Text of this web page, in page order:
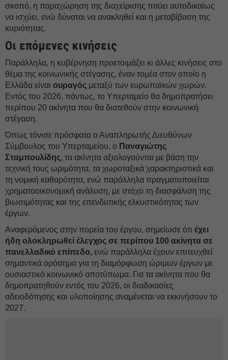
σκοπό, η παραχώρηση της διαχείρισης παύει αυτοδικαίως
να ισχύει, ενώ δύναται να ανακληθεί και η μεταβίβαση της
κυριότητας.
Οι επόμενες κινήσεις
Παράλληλα, η κυβέρνηση προετοιμάζει κι άλλες κινήσεις στο
θέμα της κοινωνικής στέγασης, έναν τομέα στον οποίο η
Ελλάδα είναι ουραγός μεταξύ των ευρωπαϊκών χωρών.
Εντός του 2026, πάντως, το Υπερταμείο θα δημοπρατήσει
περίπου 20 ακίνητα που θα διατεθούν στην κοινωνική
στέγαση.
Όπως τόνισε πρόσφατα ο Αναπληρωτής Διευθύνων
Σύμβουλος του Υπερταμείου, ο Παναγιώτης
Σταμπουλίδης, τα ακίνητα αξιολογούνται με βάση την
τεχνική τους ωριμότητα, τα χωροταξικά χαρακτηριστικά και
τη νομική καθαρότητα, ενώ παράλληλα πραγματοποιείται
χρηματοοικονομική ανάλυση, με στόχο τη διασφάλιση της
βιωσιμότητας και της επενδυτικής ελκυστικότητας των
έργων.
Αναφερόμενος στην πορεία του έργου, σημείωσε ότι έχει
ήδη ολοκληρωθεί έλεγχος σε περίπου 100 ακίνητα σε
πανελλαδικό επίπεδο, ενώ παράλληλα έχουν επιτευχθεί
σημαντικά ορόσημα για τη διαμόρφωση ώριμων έργων με
ουσιαστικό κοινωνικό αποτύπωμα. Για τα ακίνητα που θα
δημοπρατηθούν εντός του 2026, οι διαδικασίες
αδειοδότησης και υλοποίησης αναμένεται να εκκινήσουν το
2027.